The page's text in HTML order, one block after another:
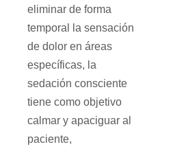
eliminar de forma
temporal la sensación
de dolor en áreas
específicas, la
sedación consciente
tiene como objetivo
calmar y apaciguar al
paciente,